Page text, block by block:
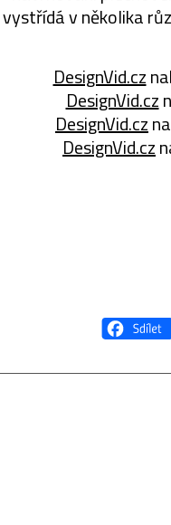
vystřídá v několika
DesignVid.cz
DesignVid.cz
DesignVid.cz
DesignVid.cz